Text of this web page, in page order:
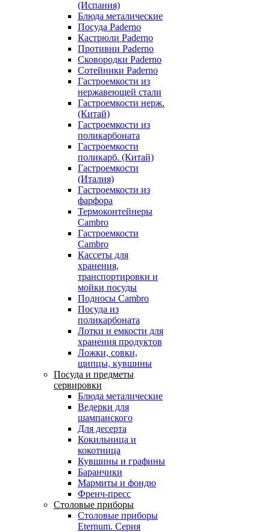
(Испания)
Блюда металические
Посуда Paderno
Кастрюли Paderno
Противни Paderno
Сковородки Paderno
Сотейники Paderno
Гастроемкости из
нержавеющей стали
Гастроемкости нерж.
(Китай)
Гастроемкости из
поликарбоната
Гастроемкости
поликарб. (Китай)
Гастроемкости
(Италия)
Гастроемкости из
фарфора
Термоконтейнеры
Cambro
Гастроемкости
Cambro
Кассеты для
хранения,
транспортировки и
мойки посуды
Подносы Cambro
Посуда из
поликарбоната
Лотки и емкости для
хранения продуктов
Ложки, совки,
щипцы, кувшины
Посуда и предметы
сервировки
Блюда металические
Ведерки для
шампанского
Для десерта
Кокильница и
кокотница
Кувшины и графины
Баранчики
Мармиты и фондю
Френч-пресс
Столовые приборы
Столовые приборы
Eternum. Серия